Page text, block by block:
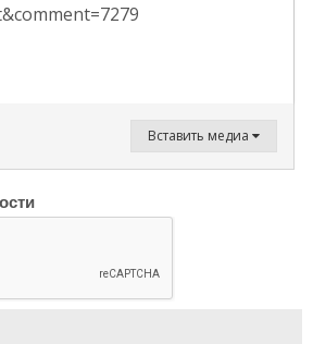
Вставить медиа